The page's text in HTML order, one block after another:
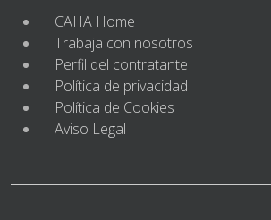
CAHA Home
Trabaja con nosotros
Perfil del contratante
Política de privacidad
Política de Cookies
Aviso Legal